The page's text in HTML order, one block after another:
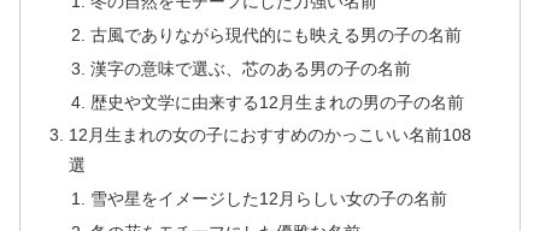
古風でありながら現代的にも映える男の子の名前
漢字の意味で選ぶ、芯のある男の子の名前
歴史や文学に由来する12月生まれの男の子の名前
12月生まれの女の子におすすめのかっこいい名前108
選
雪や星をイメージした12月らしい女の子の名前